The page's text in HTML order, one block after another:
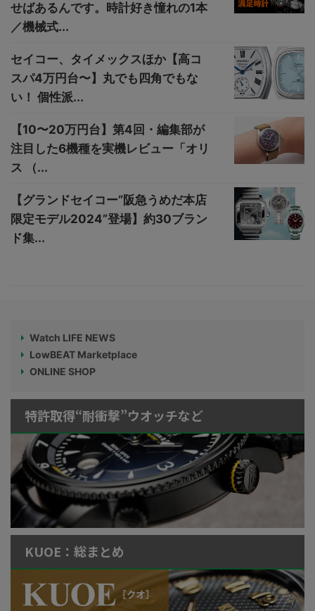
せばあるんです。時計好き憧れの1本
／機械式...
セイコー、タイメックスほか【高コ
スパ4万円台〜】丸でも四角でもな
い！ 個性派...
【10〜20万円台】第4回・編集部が
注目した6機種を実機レビュー「オリ
ス （...
【グランドセイコー“阪急うめだ本店
限定モデル2024”登場】約30ブラン
ド集...
Watch LIFE NEWS
LowBEAT Marketplace
ONLINE SHOP
特許取得“耐衝撃”ウオッチなど
KUOE：総まとめ